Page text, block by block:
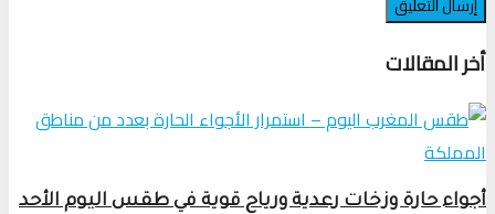
أخر المقالات
أجواء حارة وزخات رعدية ورياح قوية في طقس اليوم الأحد